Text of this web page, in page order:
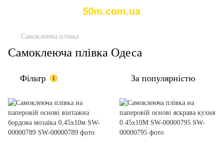
Самоклеюча плівка
Самоклеюча плівка Одеса
Фільтр 1 За популярністю